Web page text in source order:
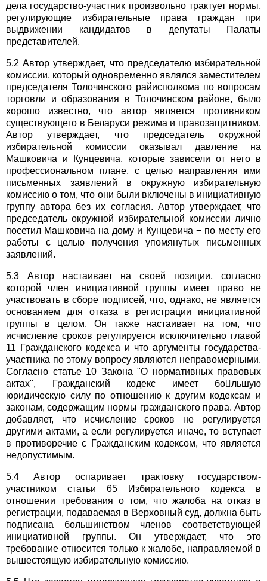
дела государство-участник произвольно трактует нормы,
регулирующие избирательные права граждан при
выдвижении кандидатов в депутаты Палаты
представителей.
5.2 Автор утверждает, что председателю избирательной
комиссии, который одновременно являлся заместителем
председателя Толочинского райисполкома по вопросам
торговли и образования в Толочинском районе, было
хорошо известно, что автор является противником
существующего в Беларуси режима и правозащитником.
Автор утверждает, что председатель окружной
избирательной комиссии оказывал давление на
Машковича и Кунцевича, которые зависели от него в
профессиональном плане, с целью направления ими
письменных заявлений в окружную избирательную
комиссию о том, что они были включены в инициативную
группу автора без их согласия. Автор утверждает, что
председатель окружной избирательной комиссии лично
посетил Машковича на дому и Кунцевича − по месту его
работы с целью получения упомянутых письменных
заявлений.
5.3 Автор настаивает на своей позиции, согласно
которой член инициативной группы имеет право не
участвовать в сборе подписей, что, однако, не является
основанием для отказа в регистрации инициативной
группы в целом. Он также настаивает на том, что
исчисление сроков регулируется исключительно главой
11 Гражданского кодекса и что аргументы государства-
участника по этому вопросу являются неправомерными.
Согласно статье 10 Закона "О нормативных правовых
актах", Гражданский кодекс имеет большую
юридическую силу по отношению к другим кодексам и
законам, содержащим нормы гражданского права. Автор
добавляет, что исчисление сроков не регулируется
другими актами, а если регулируется иначе, то вступает
в противоречие с Гражданским кодексом, что является
недопустимым.
5.4 Автор оспаривает трактовку государством-
участником статьи 65 Избирательного кодекса в
отношении требования о том, что жалоба на отказ в
регистрации, подаваемая в Верховный суд, должна быть
подписана большинством членов соответствующей
инициативной группы. Он утверждает, что это
требование относится только к жалобе, направляемой в
вышестоящую избирательную комиссию.